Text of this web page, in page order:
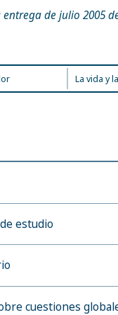
de julio 2005
La vida y
estudio
cuestiones